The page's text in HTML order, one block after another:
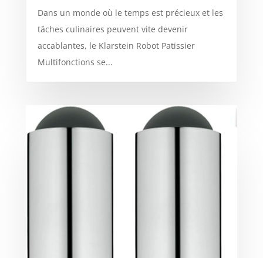
Dans un monde où le temps est précieux et les
tâches culinaires peuvent vite devenir
accablantes, le Klarstein Robot Patissier
Multifonctions se...